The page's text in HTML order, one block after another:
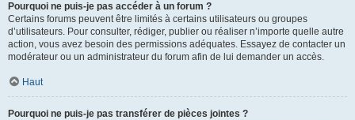
Pourquoi ne puis-je pas accéder à un forum ?
Certains forums peuvent être limités à certains utilisateurs ou groupes
d’utilisateurs. Pour consulter, rédiger, publier ou réaliser n’importe quelle autre
action, vous avez besoin des permissions adéquates. Essayez de contacter un
modérateur ou un administrateur du forum afin de lui demander un accès.
Haut
Pourquoi ne puis-je pas transférer de pièces jointes ?